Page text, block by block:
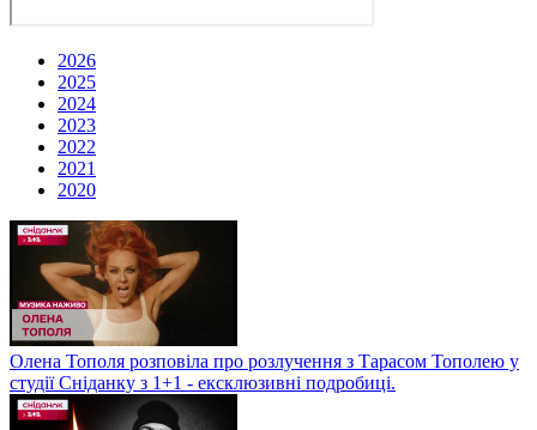
2026
2025
2024
2023
2022
2021
2020
Олена Тополя розповіла про розлучення з Тарасом Тополею у
студії Сніданку з 1+1 - ексклюзивні подробиці.